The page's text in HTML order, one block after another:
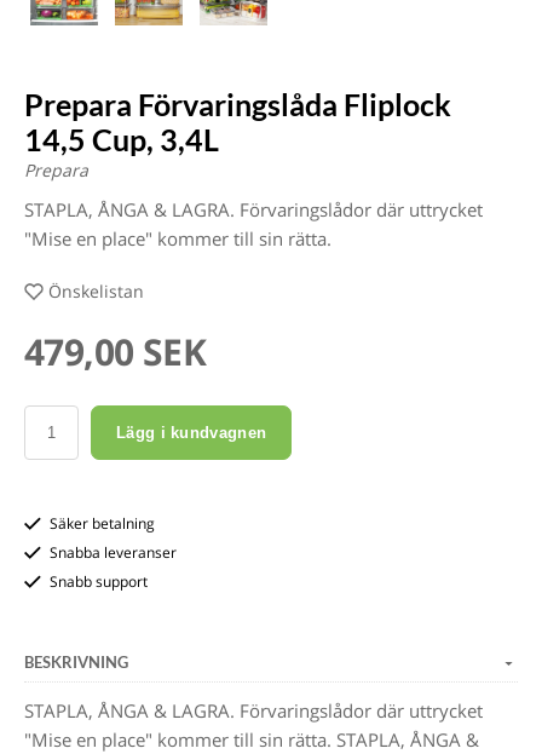
Prepara Förvaringslåda Fliplock
14,5 Cup, 3,4L
Prepara
STAPLA, ÅNGA & LAGRA. Förvaringslådor där uttrycket
"Mise en place" kommer till sin rätta.
Önskelistan
479,00 SEK
Lägg i kundvagnen
Säker betalning
Snabba leveranser
Snabb support
BESKRIVNING
STAPLA, ÅNGA & LAGRA. Förvaringslådor där uttrycket
"Mise en place" kommer till sin rätta. STAPLA, ÅNGA &